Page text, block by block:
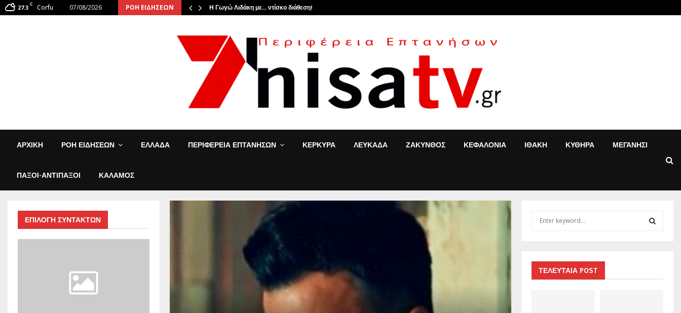
27.3 C Corfu 07/08/2026 ΡΟΗ ΕΙΔΗΣΕΩΝ
Οι φιναλίστ αναστάτωσαν την… Η Γωγώ Λιδάκη με… ντίσκο διάθεση!
ΑΡΧΙΚΗ ΡΟΗ ΕΙΔΗΣΕΩΝ ΕΛΛΑΔΑ ΠΕΡΙΦΕΡΕΙΑ ΕΠΤΑΝΗΣΩΝ ΚΕΡΚΥΡΑ ΛΕΥΚΑΔΑ ΖΑΚΥΝΘΟΣ ΚΕΦΑΛΟΝΙΑ ΙΘΑΚΗ ΚΥΘΗΡΑ ΜΕΓΑΝΗΣΙ
ΠΑΞΟΙ-ΑΝΤΙΠΑΞΟΙ ΚΑΛΑΜΟΣ
ΕΠΙΛΟΓΗ ΣΥΝΤΑΚΤΩΝ
f
ΤΕΛΕΥΤΑΙΑ POST